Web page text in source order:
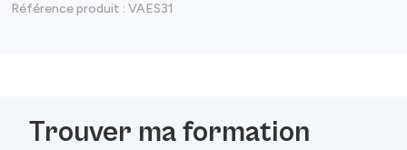
Référence produit : VAES31
Trouver ma formation